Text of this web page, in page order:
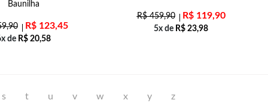
Baunilha
R$123,45
de R$ 20,58
R$459,90 R$119,90
5x de R$ 23,98
s t u v w x y z